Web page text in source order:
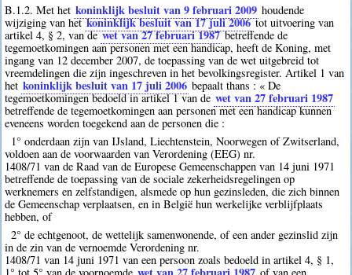
B.1.2. Met het koninklijk besluit van 9 februari 2009 houdende
wijziging van hetkoninklijk besluit van 17 juli 2006tot uitvoering van
artikel 4, § 2, van dewet van 27 februari 1987betreffende de
tegemoetkomingen aan personen met een handicap, heeft de Koning, met
ingang van 12 december 2007, de toepassing van de wet uitgebreid tot
vreemdelingen die zijn ingeschreven in het bevolkingsregister. Artikel 1 van
het koninklijk besluit van 17 juli 2006 bepaalt thans : « De
tegemoetkomingen bedoeld in artikel 1 van de wet van 27 februari 1987
betreffende de tegemoetkomingen aan personen met een handicap kunnen
eveneens worden toegekend aan de personen die :
1° onderdaan zijn van IJsland, Liechtenstein, Noorwegen of Zwitserland,
voldoen aan de voorwaarden van Verordening (EEG) nr.
1408/71 van de Raad van de Europese Gemeenschappen van 14 juni 1971
betreffende de toepassing van de sociale zekerheidsregelingen op
werknemers en zelfstandigen, alsmede op hun gezinsleden, die zich binnen
de Gemeenschap verplaatsen, en in België hun werkelijke verblijfplaats
hebben, of
2° de echtgenoot, de wettelijk samenwonende, of een ander gezinslid zijn
in de zin van de vernoemde Verordening nr.
1408/71 van 14 juni 1971 van een persoon zoals bedoeld in artikel 4, § 1,